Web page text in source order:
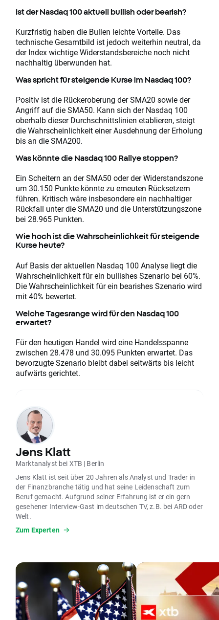
Ist der Nasdaq 100 aktuell bullish oder bearish?
Kurzfristig haben die Bullen leichte Vorteile. Das
technische Gesamtbild ist jedoch weiterhin neutral, da
der Index wichtige Widerstandsbereiche noch nicht
nachhaltig überwunden hat.
Was spricht für steigende Kurse im Nasdaq 100?
Positiv ist die Rückeroberung der SMA20 sowie der
Angriff auf die SMA50. Kann sich der Nasdaq 100
oberhalb dieser Durchschnittslinien etablieren, steigt
die Wahrscheinlichkeit einer Ausdehnung der Erholung
bis an die SMA200.
Was könnte die Nasdaq 100 Rallye stoppen?
Ein Scheitern an der SMA50 oder der Widerstandszone
um 30.150 Punkte könnte zu erneuten Rücksetzern
führen. Kritisch wäre insbesondere ein nachhaltiger
Rückfall unter die SMA20 und die Unterstützungszone
bei 28.965 Punkten.
Wie hoch ist die Wahrscheinlichkeit für steigende
Kurse heute?
Auf Basis der aktuellen Nasdaq 100 Analyse liegt die
Wahrscheinlichkeit für ein bullishes Szenario bei 60%.
Die Wahrscheinlichkeit für ein bearishes Szenario wird
mit 40% bewertet.
Welche Tagesrange wird für den Nasdaq 100
erwartet?
Für den heutigen Handel wird eine Handelsspanne
zwischen 28.478 und 30.095 Punkten erwartet. Das
bevorzugte Szenario bleibt dabei seitwärts bis leicht
aufwärts gerichtet.
Jens Klatt
Marktanalyst bei XTB | Berlin
Jens Klatt ist seit über 20 Jahren als Analyst und Trader in
der Finanzbranche tätig und hat seine Leidenschaft zum
Beruf gemacht. Aufgrund seiner Erfahrung ist er ein gern
gesehener Interview-Gast im deutschen TV, z.B. bei ARD oder
Welt.
Zum Experten